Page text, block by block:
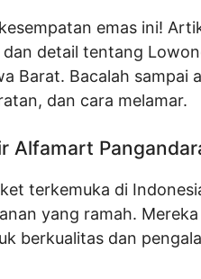
emas ini!
detail tentang
Barat. Bacalah sampai
dan cara melamar.
Alfamart
terkemuka di
yang ramah.
berkualitas dan